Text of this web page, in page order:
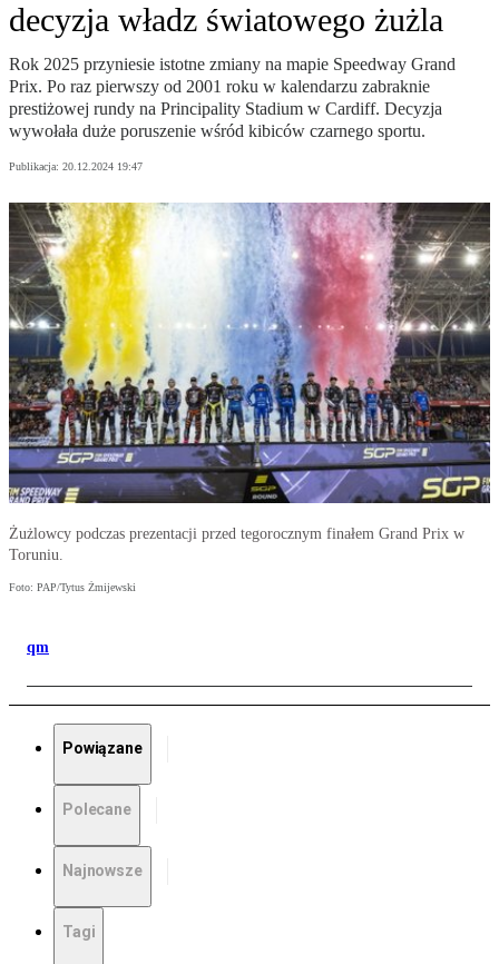
decyzja władz światowego żużla
Rok 2025 przyniesie istotne zmiany na mapie Speedway Grand
Prix. Po raz pierwszy od 2001 roku w kalendarzu zabraknie
prestiżowej rundy na Principality Stadium w Cardiff. Decyzja
wywołała duże poruszenie wśród kibiców czarnego sportu.
Publikacja: 20.12.2024 19:47
Żużlowcy podczas prezentacji przed tegorocznym finałem Grand Prix w
Toruniu.
Foto: PAP/Tytus Żmijewski
qm
Powiązane
Polecane
Najnowsze
Tagi